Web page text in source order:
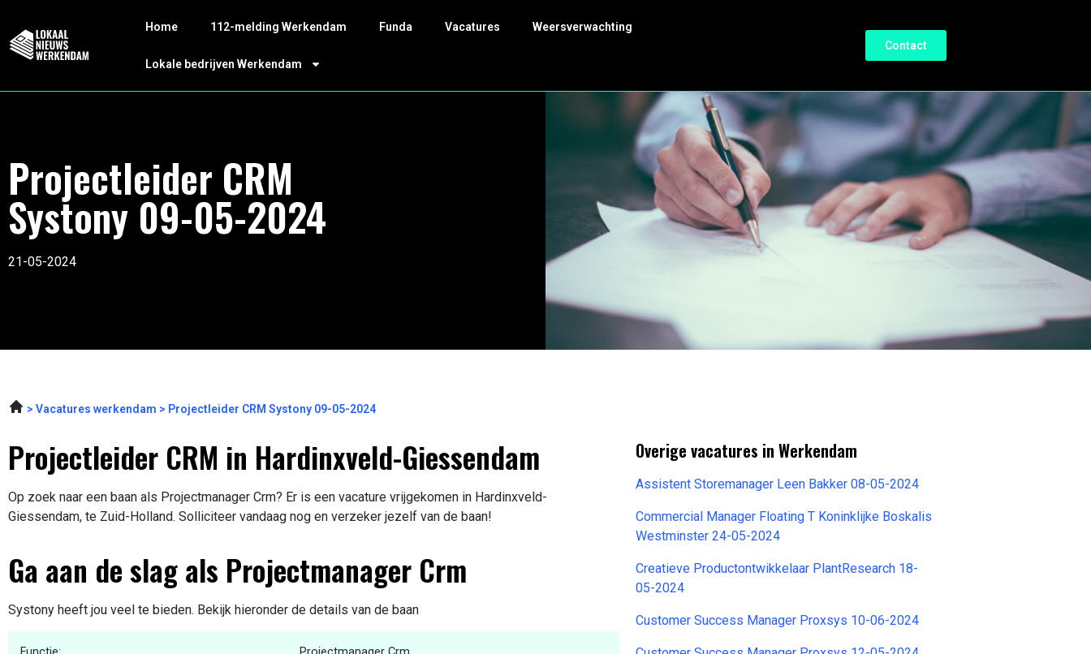
Home 112-melding Werkendam Funda Vacatures Weersverwachting
Lokale bedrijven Werkendam
Contact
Projectleider CRM
Systony 09-05-2024
21-05-2024
Vacatures werkendam Projectleider CRM Systony 09-05-2024
Projectleider CRM in Hardinxveld-Giessendam
Op zoek naar een baan als Projectmanager Crm? Er is een vacature vrijgekomen in Hardinxveld-
Giessendam, te Zuid-Holland. Solliciteer vandaag nog en verzeker jezelf van de baan!
Ga aan de slag als Projectmanager Crm
Systony heeft jou veel te bieden. Bekijk hieronder de details van de baan
Overige vacatures in Werkendam
Assistent Storemanager Leen Bakker 08-05-2024
Commercial Manager Floating T Koninklijke Boskalis
Westminster 24-05-2024
Creatieve Productontwikkelaar PlantResearch 18-
05-2024
Customer Success Manager Proxsys 10-06-2024